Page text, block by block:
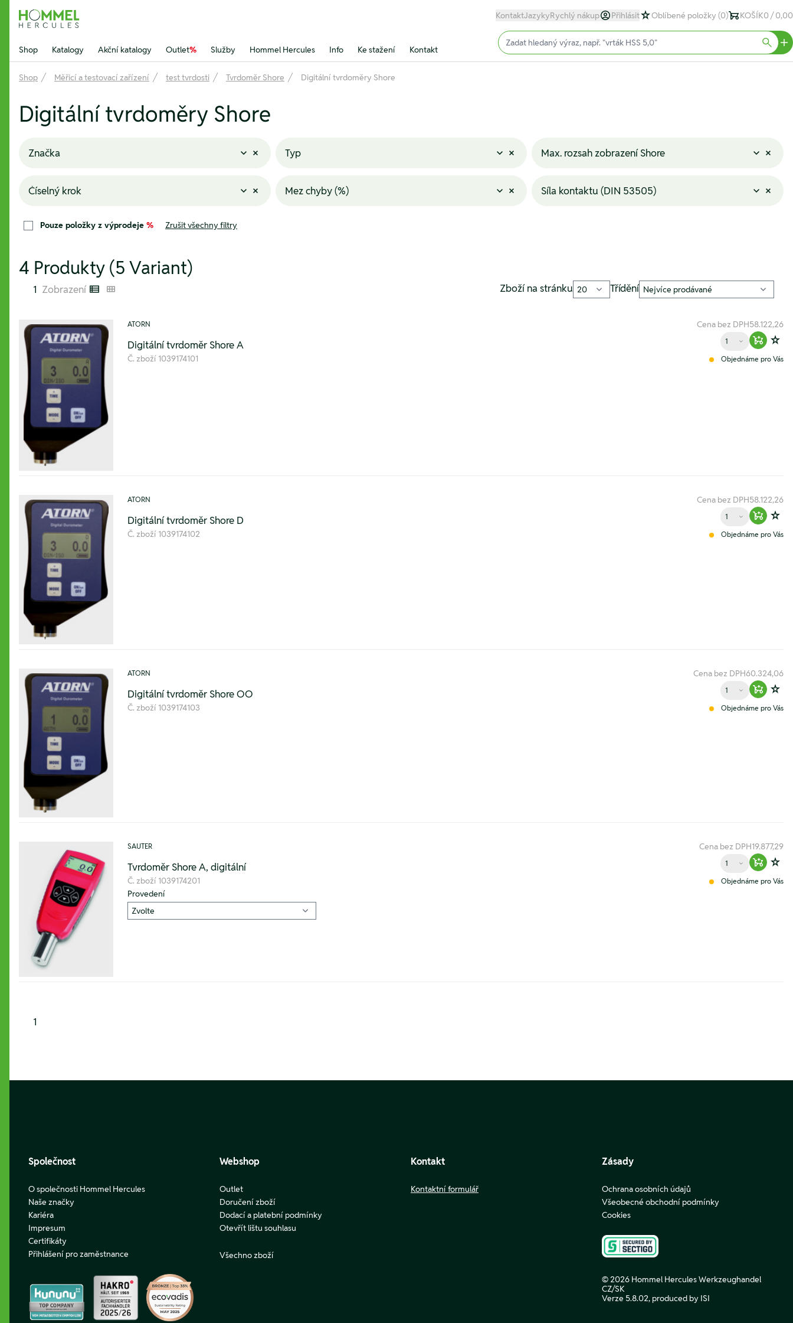
Hommel Hercules
KontaktJazykyRychlý nákup Přihlásit Oblíbené položky (0) KOŠÍK0 / 0,00
Shop Katalogy Akční katalogy Outlet% Služby Hommel Hercules Info Ke stažení Kontakt
Input (text)
Shop Měřicí a testovací zařízení test tvrdosti Tvrdoměr Shore Digitální tvrdoměry Shore
Digitální tvrdoměry Shore
Značka Typ Max. rozsah zobrazení Shore
Číselný krok Mez chyby (%) Síla kontaktu (DIN 53505)
Pouze položky z výprodeje % Zrušit všechny filtry
4 Produkty (5 Variant)
1 Zobrazení Listenansicht
Kachelansicht Zboží na stránku Třídění
ATORN
Digitální tvrdoměr Shore A
Č. zboží 1039174101
Cena bez DPH58.122,26
Množství
Zur
Objednáme pro Vás
ATORN
Digitální tvrdoměr Shore D
Č. zboží 1039174102
Cena bez DPH58.122,26
Množství
Zur
Objednáme pro Vás
ATORN
Digitální tvrdoměr Shore OO
Č. zboží 1039174103
Cena bez DPH60.324,06
Množství
Zur
Objednáme pro Vás
SAUTER
Tvrdoměr Shore A, digitální
Č. zboží 1039174201
Provedení
Cena bez DPH19.877,29
Množství
Zur
Objednáme pro Vás
1
Společnost
O společnosti Hommel Hercules
Naše značky
Kariéra
Impresum
Certifikáty
Přihlášení pro zaměstnance
Webshop
Outlet
Doručení zboží
Dodací a platební podmínky
Otevřít lištu souhlasu
Všechno zboží
Kontakt
Kontaktní formulář
Zásady
Ochrana osobních údajů
Všeobecné obchodní podmínky
Cookies
© 2026 Hommel Hercules Werkzeughandel
CZ/SK
Verze 5.8.02, produced by ISI